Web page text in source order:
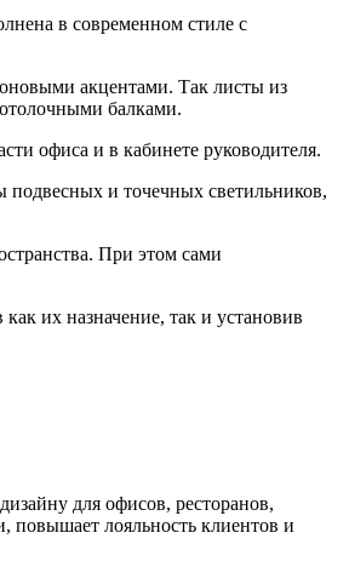
в современном стиле с
акцентами. Так листы из
балками.
офиса и в кабинете руководителя.
подвесных и точечных светильников,
При этом сами
их назначение, так и установив
для офисов, ресторанов,
повышает лояльность клиентов и